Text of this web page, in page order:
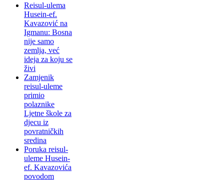
Reisul-ulema
Husein-ef.
Kavazović na
Igmanu: Bosna
nije samo
zemlja, već
ideja za koju se
živi
Zamjenik
reisul-uleme
primio
polaznike
Ljetne škole za
djecu iz
povratničkih
sredina
Poruka reisul-
uleme Husein-
ef. Kavazovića
povodom